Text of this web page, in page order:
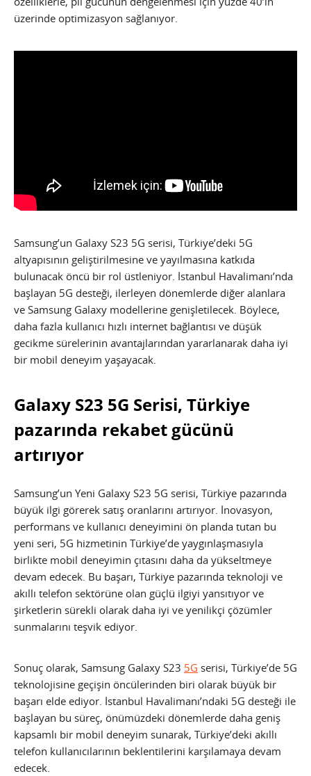
üzerinde optimizasyon sağlanıyor.
Samsung’un Galaxy S23 5G serisi, Türkiye’deki 5G
altyapısının geliştirilmesine ve yayılmasına katkıda
bulunacak öncü bir rol üstleniyor. İstanbul Havalimanı’nda
başlayan 5G desteği, ilerleyen dönemlerde diğer alanlara
ve Samsung Galaxy modellerine genişletilecek. Böylece,
daha fazla kullanıcı hızlı internet bağlantısı ve düşük
gecikme sürelerinin avantajlarından yararlanarak daha iyi
bir mobil deneyim yaşayacak.
Galaxy S23 5G Serisi, Türkiye
pazarında rekabet gücünü
artırıyor
Samsung’un Yeni Galaxy S23 5G serisi, Türkiye pazarında
büyük ilgi görerek satış oranlarını artırıyor. İnovasyon,
performans ve kullanıcı deneyimini ön planda tutan bu
yeni seri, 5G hizmetinin Türkiye’de yaygınlaşmasıyla
birlikte mobil deneyimin çıtasını daha da yükseltmeye
devam edecek. Bu başarı, Türkiye pazarında teknoloji ve
akıllı telefon sektörüne olan güçlü ilgiyi yansıtıyor ve
şirketlerin sürekli olarak daha iyi ve yenilikçi çözümler
sunmalarını teşvik ediyor.
Sonuç olarak, Samsung Galaxy S23 5G serisi, Türkiye’de 5G
teknolojisine geçişin öncülerinden biri olarak büyük bir
başarı elde ediyor. İstanbul Havalimanı’ndaki 5G desteği ile
başlayan bu süreç, önümüzdeki dönemlerde daha geniş
kapsamlı bir mobil deneyim sunarak, Türkiye’deki akıllı
telefon kullanıcılarının beklentilerini karşılamaya devam
edecek.